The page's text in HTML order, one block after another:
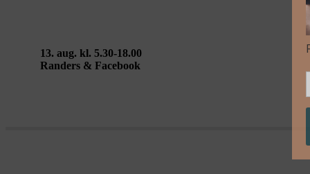
13. aug.: Lise Skou / Walking Landscapes
13. aug. kl. 5.30-18.00
Randers & Facebook